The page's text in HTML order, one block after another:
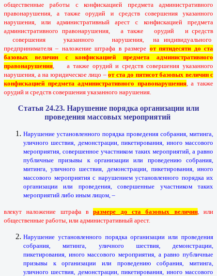
общественные работы с конфискацией предмета административного
правонарушения, а также орудий и средств совершения указанного
нарушения, или административный арест с конфискацией предмета
административного правонарушения, а также орудий и средств
совершения указанного нарушения, на индивидуального
предпринимателя – наложение штрафа в размере от пятидесяти до ста
базовых величин с конфискацией предмета административного
правонарушения , а также орудий и средств совершения указанного
нарушения, а на юридическое лицо – от ста до пятисот базовых величин с
конфискацией предмета административного правонарушения, а также
орудий и средств совершения указанного нарушения.
Статья 24.23. Нарушение порядка организации или
проведения массовых мероприятий
Нарушение установленного порядка проведения собрания, митинга,
уличного шествия, демонстрации, пикетирования, иного массового
мероприятия, совершенное участником таких мероприятий, а равно
публичные призывы к организации или проведению собрания,
митинга, уличного шествия, демонстрации, пикетирования, иного
массового мероприятия с нарушением установленного порядка их
организации или проведения, совершенные участником таких
мероприятий либо иным лицом, –
влекут наложение штрафа вразмере до ста базовых величин, или
общественные работы, или административный арест.
Нарушение установленного порядка организации или проведения
собрания, митинга, уличного шествия, демонстрации,
пикетирования, иного массового мероприятия, а равно публичные
призывы к организации или проведению собрания, митинга,
уличного шествия, демонстрации, пикетирования, иного массового